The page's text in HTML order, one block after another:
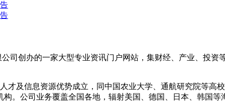
司创办的一家大型专业资讯门户网站，集财经、产业、投
才及信息资源优势成立，同中国农业大学、通航研究院等高
。公司业务覆盖全国各地，辐射美国、德国、日本、韩国